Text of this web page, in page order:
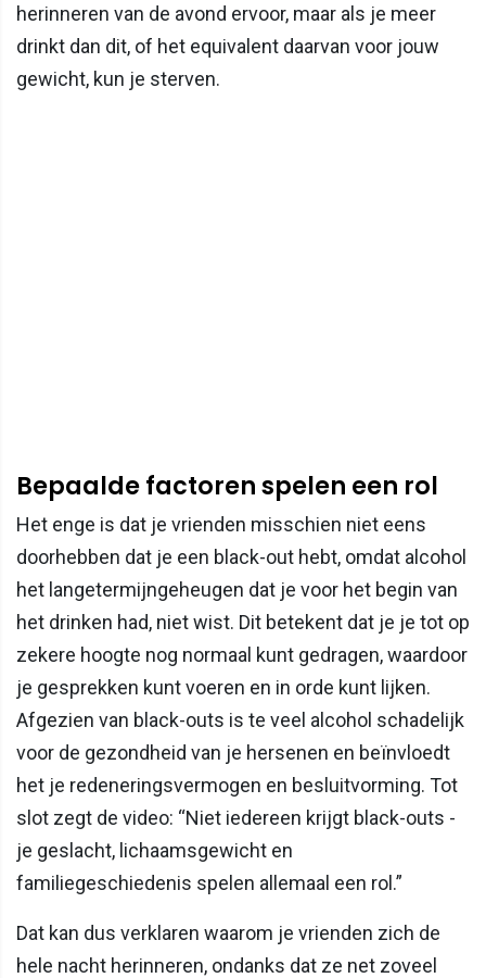
herinneren van de avond ervoor, maar als je meer
drinkt dan dit, of het equivalent daarvan voor jouw
gewicht, kun je sterven.
Bepaalde factoren spelen een rol
Het enge is dat je vrienden misschien niet eens
doorhebben dat je een black-out hebt, omdat alcohol
het langetermijngeheugen dat je voor het begin van
het drinken had, niet wist. Dit betekent dat je je tot op
zekere hoogte nog normaal kunt gedragen, waardoor
je gesprekken kunt voeren en in orde kunt lijken.
Afgezien van black-outs is te veel alcohol schadelijk
voor de gezondheid van je hersenen en beïnvloedt
het je redeneringsvermogen en besluitvorming. Tot
slot zegt de video: “Niet iedereen krijgt black-outs -
je geslacht, lichaamsgewicht en
familiegeschiedenis spelen allemaal een rol.”
Dat kan dus verklaren waarom je vrienden zich de
hele nacht herinneren, ondanks dat ze net zoveel